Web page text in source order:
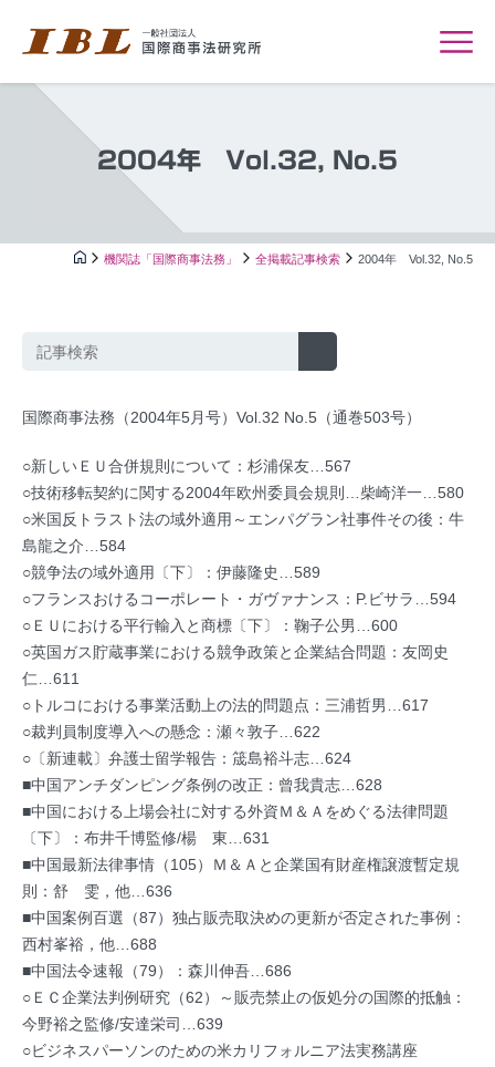
2004年 Vol.32, No.5
機関誌「国際商事法務」 全掲載記事検索 2004年 Vol.32, No.5
国際商事法務（2004年5月号）Vol.32 No.5（通巻503号）
○新しいＥＵ合併規則について：杉浦保友…567
○技術移転契約に関する2004年欧州委員会規則…柴崎洋一…580
○米国反トラスト法の域外適用～エンパグラン社事件その後：牛
島龍之介…584
○競争法の域外適用〔下〕：伊藤隆史…589
○フランスおけるコーポレート・ガヴァナンス：P.ビサラ…594
○ＥＵにおける平行輸入と商標〔下〕：鞠子公男…600
○英国ガス貯蔵事業における競争政策と企業結合問題：友岡史
仁…611
○トルコにおける事業活動上の法的問題点：三浦哲男…617
○裁判員制度導入への懸念：瀬々敦子…622
○〔新連載〕弁護士留学報告：筬島裕斗志…624
■中国アンチダンピング条例の改正：曾我貴志…628
■中国における上場会社に対する外資Ｍ＆Ａをめぐる法律問題
〔下〕：布井千博監修/楊 東…631
■中国最新法律事情（105）Ｍ＆Ａと企業国有財産権譲渡暫定規
則：舒 雯，他…636
■中国案例百選（87）独占販売取決めの更新が否定された事例：
西村峯裕，他…688
■中国法令速報（79）：森川伸吾…686
○ＥＣ企業法判例研究（62）～販売禁止の仮処分の国際的抵触：
今野裕之監修/安達栄司…639
○ビジネスパーソンのための米カリフォルニア法実務講座